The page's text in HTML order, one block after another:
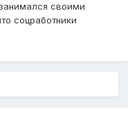
своими
соцработники